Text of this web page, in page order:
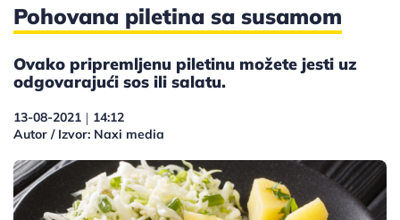
Pohovana piletina sa susamom
Ovako pripremljenu piletinu možete jesti uz
odgovarajući sos ili salatu.
13-08-2021 | 14:12
Autor / Izvor: Naxi media